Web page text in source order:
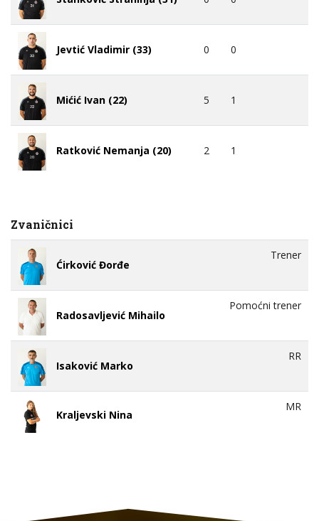
Jevtić Vladimir (33) 0 0
Mićić Ivan (22) 5 1
Ratković Nemanja (20) 2 1
Zvaničnici
Ćirković Đorđe
Trener
Radosavljević Mihailo
Pomoćni trener
Isaković Marko
RR
Kraljevski Nina
MR